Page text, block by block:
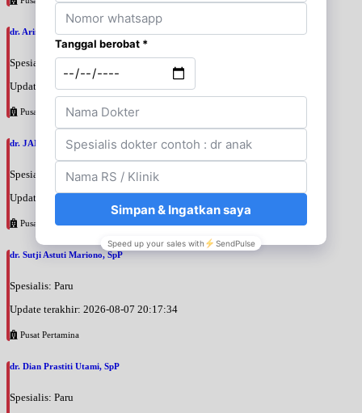
dr. Arini Purwono, SpP
Spesialis: Paru
Update terakhir: 2026-08-07 20:25:58
Pusat Pertamina
dr. JANUAR HABIBI, SpP
Spesialis: Paru
Update terakhir: 2026-08-07 20:23:50
Pusat Pertamina
dr. Sutji Astuti Mariono, SpP
Spesialis: Paru
Update terakhir: 2026-08-07 20:17:34
Pusat Pertamina
dr. Dian Prastiti Utami, SpP
Spesialis: Paru